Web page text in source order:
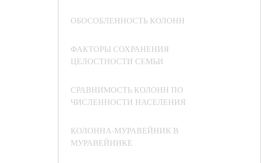
ОБОСОБЛЕННОСТЬ КОЛОНН
ФАКТОРЫ СОХРАНЕНИЯ
ЦЕЛОСТНОСТИ СЕМЬИ
СРАВНИМОСТЬ КОЛОНН ПО
ЧИСЛЕННОСТИ НАСЕЛЕНИЯ
КОЛОННА-МУРАВЕЙНИК В
МУРАВЕЙНИКЕ